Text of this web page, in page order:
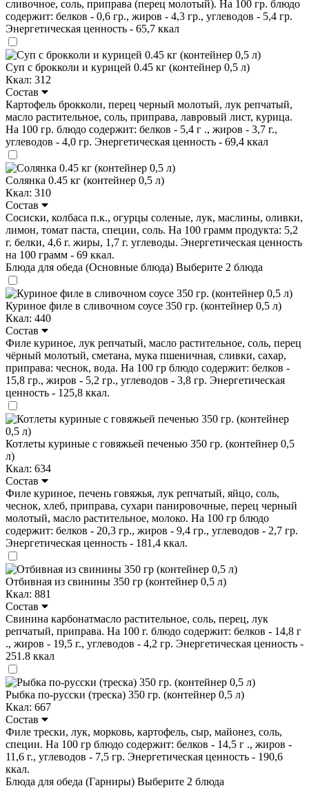
сливочное, соль, приправа (перец молотый). На 100 гр. блюдо
содержит: белков - 0,6 гр., жиров - 4,3 гр., углеводов - 5,4 гр.
Энергетическая ценность - 65,7 ккал
Суп с брокколи и курицей 0.45 кг (контейнер 0,5 л)
Ккал: 312
Состав
Картофель брокколи, перец черный молотый, лук репчатый,
масло растительное, соль, приправа, лавровый лист, курица.
На 100 гр. блюдо содержит: белков - 5,4 г ., жиров - 3,7 г.,
углеводов - 4,0 гр. Энергетическая ценность - 69,4 ккал
Солянка 0.45 кг (контейнер 0,5 л)
Ккал: 310
Состав
Сосиски, колбаса п.к., огурцы соленые, лук, маслины, оливки,
лимон, томат паста, специи, соль. На 100 грамм продукта: 5,2
г. белки, 4,6 г. жиры, 1,7 г. углеводы. Энергетическая ценность
на 100 грамм - 69 ккал.
Блюда для обеда (Основные блюда) Выберите 2 блюда
Куриное филе в сливочном соусе 350 гр. (контейнер 0,5 л)
Ккал: 440
Состав
Филе куриное, лук репчатый, масло растительное, соль, перец
чёрный молотый, сметана, мука пшеничная, сливки, сахар,
приправа: чеснок, вода. На 100 гр блюдо содержит: белков -
15,8 гр., жиров - 5,2 гр., углеводов - 3,8 гр. Энергетическая
ценность - 125,8 ккал.
Котлеты куриные с говяжьей печенью 350 гр. (контейнер 0,5
л)
Ккал: 634
Состав
Филе куриное, печень говяжья, лук репчатый, яйцо, соль,
чеснок, хлеб, приправа, сухари панировочные, перец черный
молотый, масло растительное, молоко. На 100 гр блюдо
содержит: белков - 20,3 гр., жиров - 9,4 гр., углеводов - 2,7 гр.
Энергетическая ценность - 181,4 ккал.
Отбивная из свинины 350 гр (контейнер 0,5 л)
Ккал: 881
Состав
Свинина карбонатмасло растительное, соль, перец, лук
репчатый, приправа. На 100 г. блюдо содержит: белков - 14,8 г
., жиров - 19,5 г., углеводов - 4,2 гр. Энергетическая ценность -
251.8 ккал
Рыбка по-русски (треска) 350 гр. (контейнер 0,5 л)
Ккал: 667
Состав
Филе трески, лук, морковь, картофель, сыр, майонез, соль,
специи. На 100 гр блюдо содержит: белков - 14,5 г ., жиров -
11,6 г., углеводов - 7,5 гр. Энергетическая ценность - 190,6
ккал.
Блюда для обеда (Гарниры) Выберите 2 блюда